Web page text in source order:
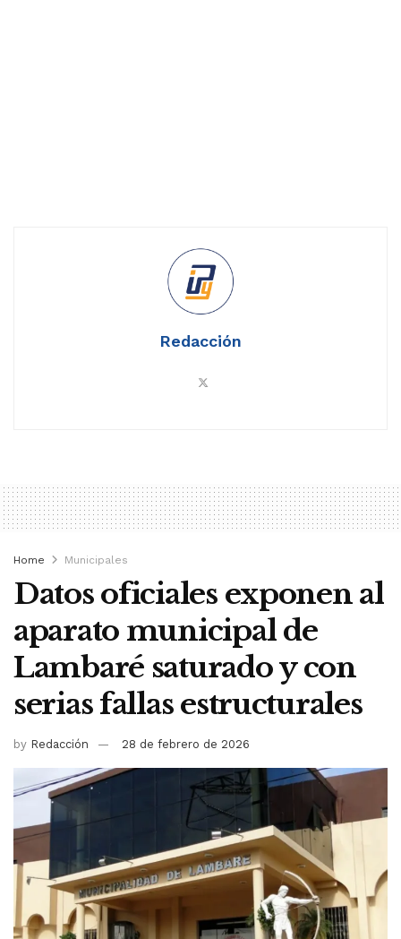
Redacción
Home Municipales
Datos oficiales exponen al
aparato municipal de
Lambaré saturado y con
serias fallas estructurales
by Redacción 28 de febrero de 2026